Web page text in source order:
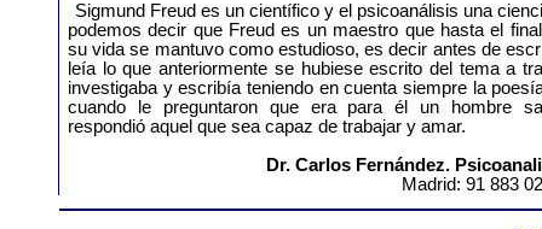
Sigmund Freud es un científico y el psicoanálisis una
podemos decir que Freud es un maestro que hasta el
su vida se mantuvo como estudioso, es decir antes de
leía lo que anteriormente se hubiese escrito del tema a
investigaba y escribía teniendo en cuenta siempre la
cuando le preguntaron que era para él un hombre
respondió aquel que sea capaz de trabajar y amar.
Dr. Carlos Fernández.
Madrid: 91 883